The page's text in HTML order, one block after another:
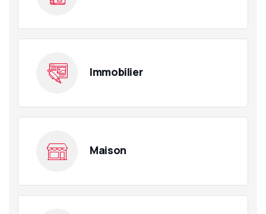
Immobilier
Maison